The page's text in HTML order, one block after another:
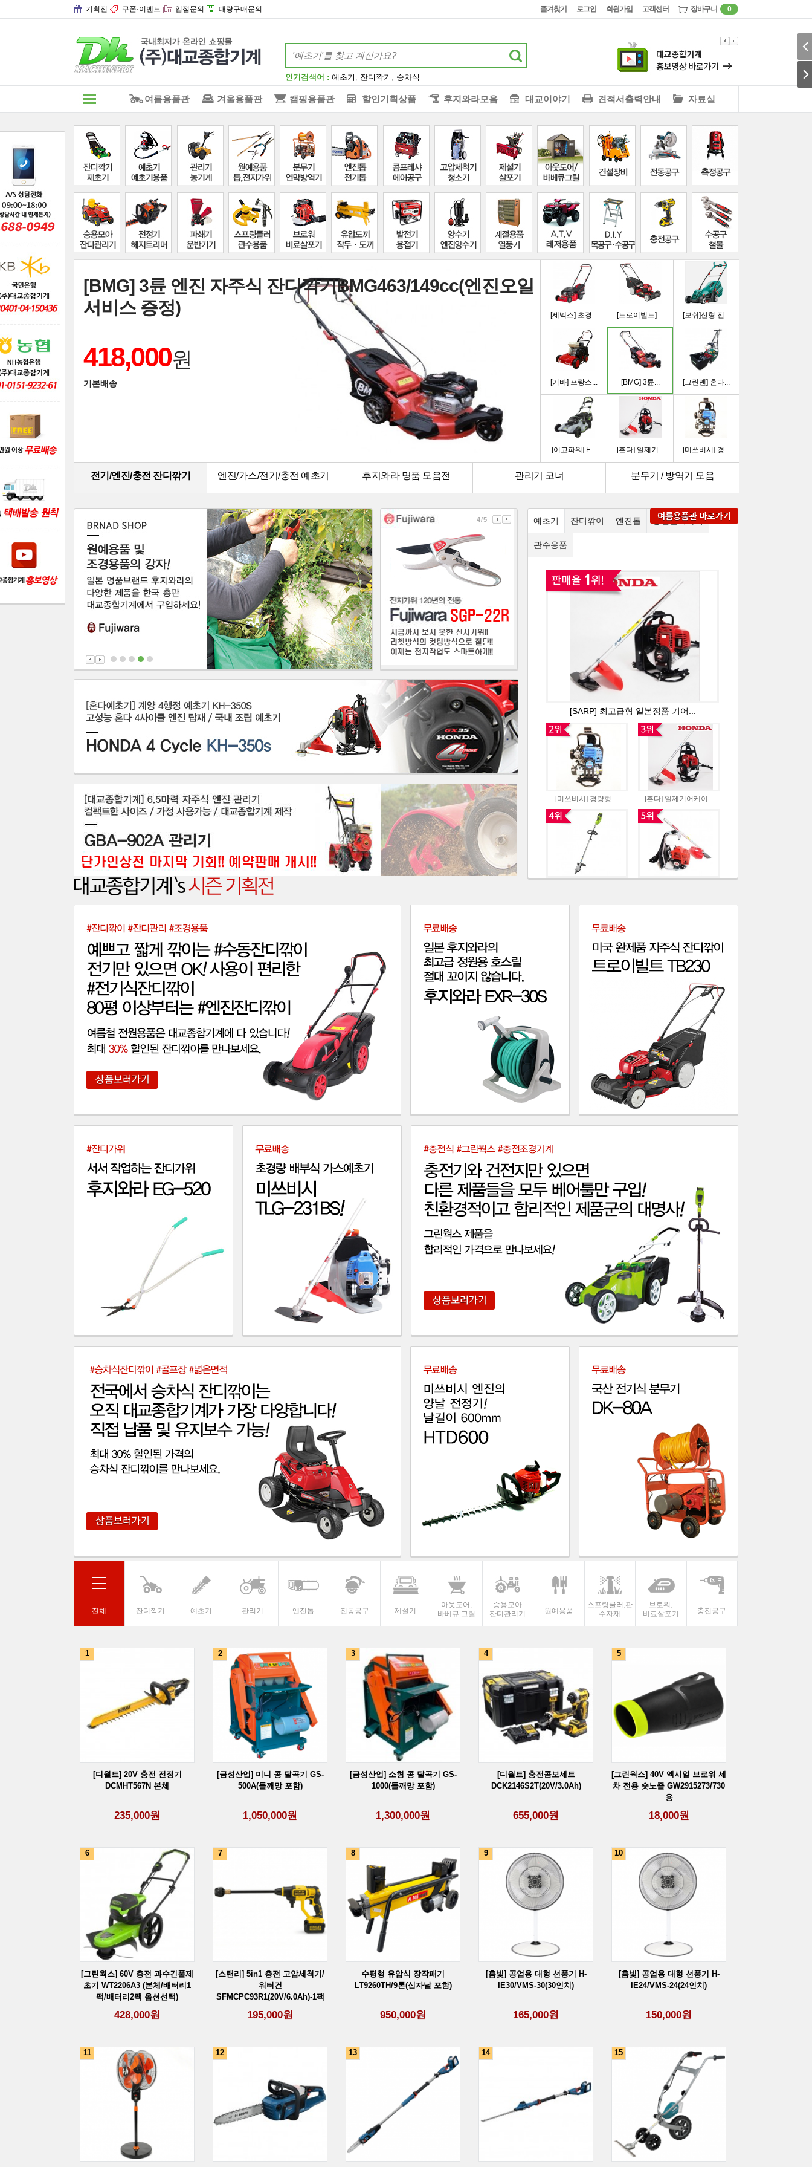
기획전 쿠폰·이벤트 입점문의 대량구매문의 즐겨찾기 로그인 회원가입 고객센터 장바구니 0
인기검색어 : 예초기 , 잔디깍기 , 승차식
여름용품관 겨울용품관 캠핑용품관 할인기획상품 후지와라모음 대교이야기 견적서출력안내 자료실
[그린맨] 혼다엔진 릴모어 자주식 잔디깍기
RM20RH/65L(양잔디용)
2,900,000
기본배송
[세넥스] 초경... [트로이빌트] ... [보쉬]신형 전...
[키바] 프랑스... [BMG] 3륜... [그린맨] 혼다...
[이고파워] E... [혼다] 일제기... [미쓰비시] 경...
[혼다] 킹(K... [킹] 일본완제... [미쓰비시] 견...
[SARP] 최... [그린웍스] 4...
[후지와라] 일... [후지와라] 고...
[후지와라] 초... [후지와라]분무...
[후지와라] 길... [후지와라] 다...
[대교종합기계]... [SARP] 프... [컵카뎃] 미국...
[혼다] 혼다정... [대교종합기계]...
연막 연무소독기...
[태흥] 소형(... 국산 분무기 D... [후지와라] 수...
리베라 충전 농... [계양] 충전식...
전기/엔진/충전 잔디깎기 엔진/가스/전기/충전 예초기 후지와라 명품 모음전 관리기 코너 분무기 / 방역기 모음
4 / 5 예초기 잔디깎이 엔진톱 충전전지가위
관수용품
[SARP] 최고급형 일본정품 기어...
[미쓰비시] 경량형 ... [혼다] 일제기어케이...
[트로이빌트] 미국완제품 / 엔진 ...
[허스크바나 ] 16" 엔진톱 44...
[스틸] 16"엔진톱...
[그린웍스]40V 다...
[마끼다] 전기톱 U...
[계양] 16V MAX 충전 전지가...
[마루사키] 충전 전...
[디월트] 20V M...
전체 잔디깍기 예초기 관리기 엔진톱 전동공구 제설기
아웃도어,
바베큐 그릴
승용모아
잔디관리기
원예용품
스프링쿨러,관
수자재
브로워,
비료살포기
충전공구
1
[디월트] 20V 충전 전정기
DCMHT567N 본체
235,000원
2
[금성산업] 미니 콩 탈곡기 GS-
500A(들깨망 포함)
1,050,000원
3
[금성산업] 소형 콩 탈곡기 GS-
1000(들깨망 포함)
1,300,000원
4
[디월트] 충전콤보세트
DCK2146S2T(20V/3.0Ah)
655,000원
5
[그린웍스] 40V 엑시얼 브로워 세
차 전용 숏노즐 GW2915273/730
용
18,000원
6
[그린웍스] 60V 충전 과수긴풀제
초기 WT2206A3 (본체/배터리1
팩/배터리2팩 옵션선택)
428,000원
7
[스탠리] 5in1 충전 고압세척기/
워터건
SFMCPC93R1(20V/6.0Ah)-1팩
195,000원
8
수평형 유압식 장작패기
LT9260TH/9톤(십자날 포함)
950,000원
9
[홈빛] 공업용 대형 선풍기 H-
IE30/VMS-30(30인치)
165,000원
10
[홈빛] 공업용 대형 선풍기 H-
IE24/VMS-24(24인치)
150,000원
11 12 13 14 15